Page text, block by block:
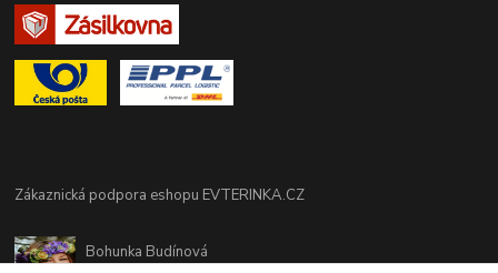
Zákaznická podpora eshopu EVTERINKA.CZ
Bohunka Budínová